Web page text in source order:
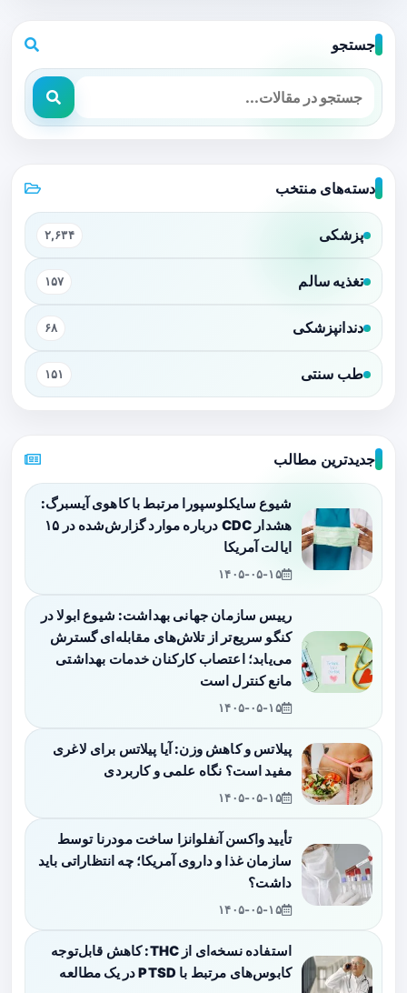
جستجو
دسته‌های منتخب
پزشکی ۲,۶۳۴
تغذیه سالم ۱۵۷
دندانپزشکی ۶۸
طب سنتی ۱۵۱
جدیدترین مطالب
شیوع سایکلوسپورا مرتبط با کاهوی آیسبرگ:
هشدار CDC درباره موارد گزارش‌شده در ۱۵
ایالت آمریکا
۱۴۰۵-۰۵-۱۵
رییس سازمان جهانی بهداشت: شیوع ابولا در
کنگو سریع‌تر از تلاش‌های مقابله‌ای گسترش
می‌یابد؛ اعتصاب کارکنان خدمات بهداشتی
مانع کنترل است
۱۴۰۵-۰۵-۱۵
پیلاتس و کاهش وزن: آیا پیلاتس برای لاغری
مفید است؟ نگاه علمی و کاربردی
۱۴۰۵-۰۵-۱۵
تأیید واکسن آنفلوانزا ساخت مودرنا توسط
سازمان غذا و داروی آمریکا؛ چه انتظاراتی باید
داشت؟
۱۴۰۵-۰۵-۱۵
استفاده نسخه‌ای از THC: کاهش قابل‌توجه
کابوس‌های مرتبط با PTSD در یک مطالعه